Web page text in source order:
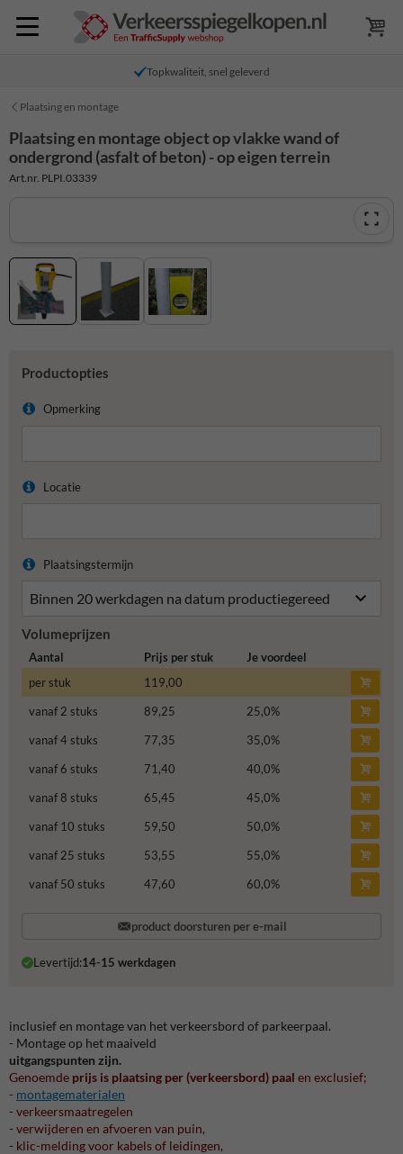
Topkwaliteit, snel geleverd
Plaatsing en montage
Plaatsing en montage object op vlakke wand of
ondergrond (asfalt of beton) - op eigen terrein
Art.nr. PLPI.03339
Productopties
Opmerking
Locatie
Plaatsingstermijn
Volumeprijzen
Aantal Prijs per stuk
Je voordeel
per stuk
119,00
vanaf 2 stuks
89,25 25,0%
vanaf 4 stuks
77,35 35,0%
vanaf 6 stuks
71,40 40,0%
vanaf 8 stuks
65,45 45,0%
vanaf 10 stuks
59,50 50,0%
vanaf 25 stuks
53,55 55,0%
vanaf 50 stuks
47,60 60,0%
product doorsturen per e-mail
Levertijd:14-15 werkdagen
inclusief en montage van het verkeersbord of parkeerpaal.
- Montage op het maaiveld
uitgangspunten zijn.
Genoemde prijs is plaatsing per (verkeersbord) paal en exclusief;
- montagematerialen
- verkeersmaatregelen
- verwijderen en afvoeren van puin,
- klic-melding voor kabels of leidingen,